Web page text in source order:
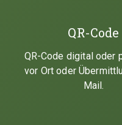
QR-Code
QR-Code digital oder
vor Ort oder
Mail.